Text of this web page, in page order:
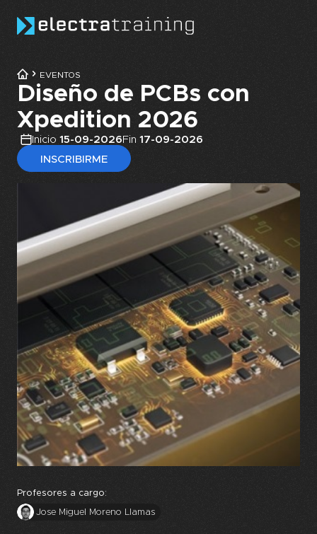
EVENTOS
Diseño de PCBs con
Xpedition 2026
Inicio 15-09-2026Fin 17-09-2026
INSCRIBIRME
Profesores a cargo:
Jose Miguel Moreno Llamas